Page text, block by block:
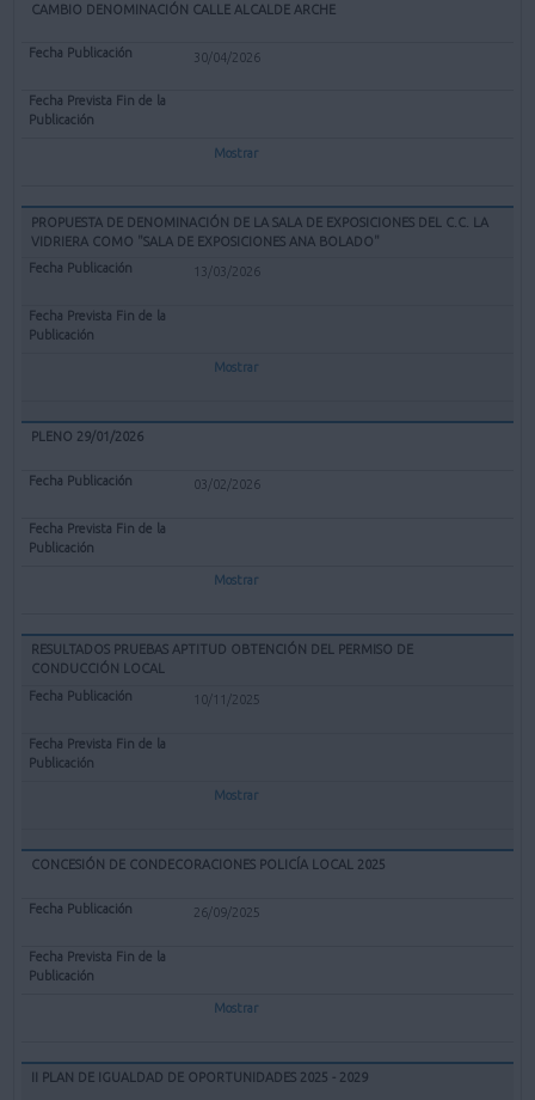
CAMBIO DENOMINACIÓN CALLE ALCALDE ARCHE
30/04/2026
Mostrar
PROPUESTA DE DENOMINACIÓN DE LA SALA DE EXPOSICIONES DEL C.C. LA
VIDRIERA COMO "SALA DE EXPOSICIONES ANA BOLADO"
13/03/2026
Mostrar
PLENO 29/01/2026
03/02/2026
Mostrar
RESULTADOS PRUEBAS APTITUD OBTENCIÓN DEL PERMISO DE
CONDUCCIÓN LOCAL
10/11/2025
Mostrar
CONCESIÓN DE CONDECORACIONES POLICÍA LOCAL 2025
26/09/2025
Mostrar
II PLAN DE IGUALDAD DE OPORTUNIDADES 2025 - 2029